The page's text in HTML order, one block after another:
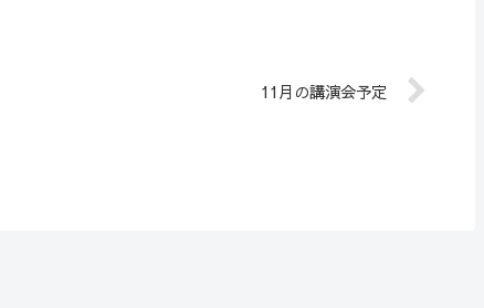
11月の講演会予定